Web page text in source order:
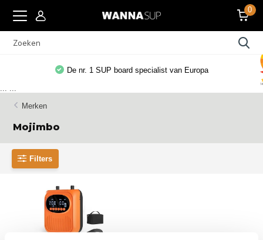
0
De nr. 1 SUP board specialist van Europa
Merken
Mojimbo
Filters
... ...